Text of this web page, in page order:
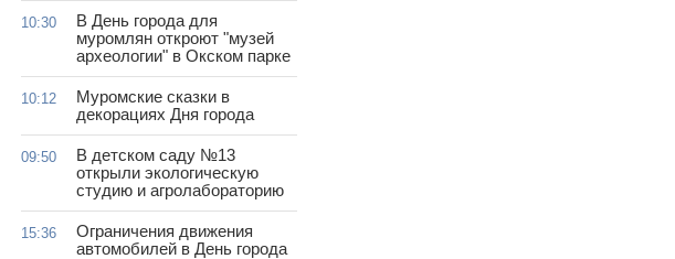
10:30
В День города для
муромлян откроют "музей
археологии" в Окском парке
10:12
Муромские сказки в
декорациях Дня города
09:50
В детском саду №13
открыли экологическую
студию и агролабораторию
15:36
Ограничения движения
автомобилей в День города